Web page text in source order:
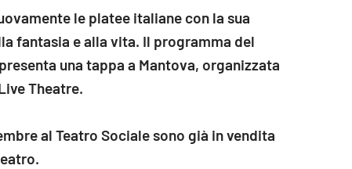
le platee italiane con la sua
fantasia e alla vita. Il programma del
una tappa a Mantova, organizzata
Theatre.
al Teatro Sociale sono già in vendita